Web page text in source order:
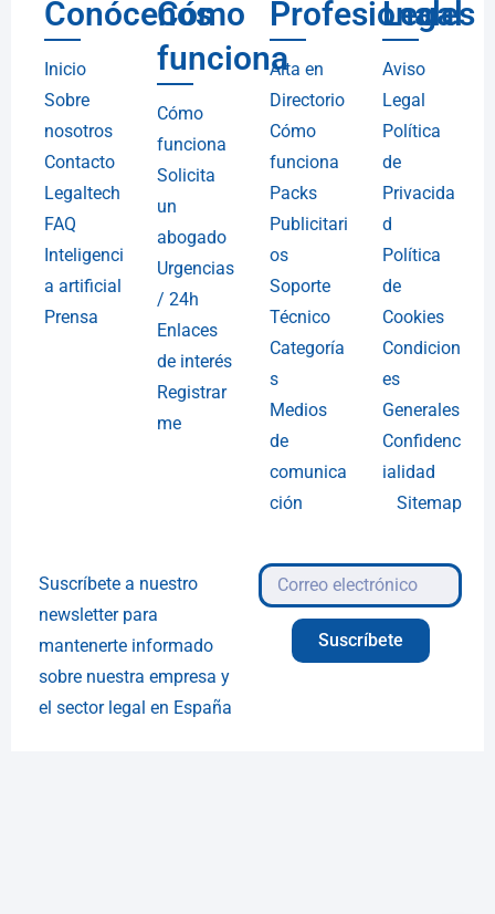
Conócenos
Inicio
Sobre
nosotros
Contacto
Legaltech
FAQ
Inteligenci
a artificial
Prensa
Cómo
funciona
Cómo
funciona
Solicita
un
abogado
Urgencias
/ 24h
Enlaces
de interés
Registrar
me
Profesionales
Alta en
Directorio
Cómo
funciona
Packs
Publicitari
os
Soporte
Técnico
Categoría
s
Medios
de
comunica
ción
Legal
Aviso
Legal
Política
de
Privacida
d
Política
de
Cookies
Condicion
es
Generales
Confidenc
ialidad
Sitemap
Suscríbete a nuestro
newsletter para
mantenerte informado
sobre nuestra empresa y
el sector legal en España
Suscríbete